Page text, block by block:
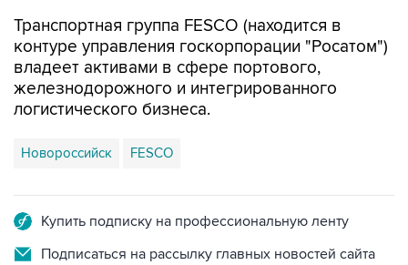
Транспортная группа FESCO (находится в
контуре управления госкорпорации "Росатом")
владеет активами в сфере портового,
железнодорожного и интегрированного
логистического бизнеса.
Новороссийск FESCO
Купить подписку на профессиональную ленту
Подписаться на рассылку главных новостей сайта